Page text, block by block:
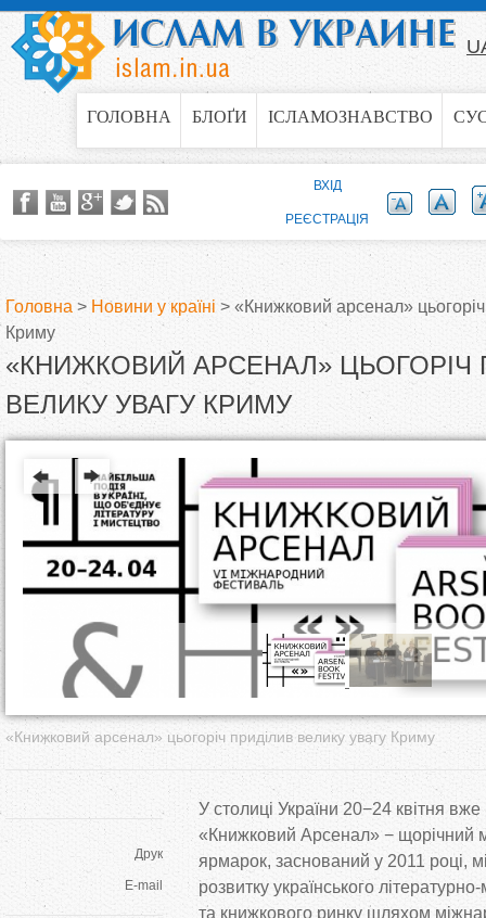
Jump to navigation
ГОЛОВНА БЛОҐИ ІСЛАМОЗНАВСТВО
В
и
є
Головна > Новини у країні > «Книжковий арсенал»
Криму
«КНИЖКОВИЙ АРСЕНАЛ» ЦЬОГОРІЧ
ВЕЛИКУ УВАГУ КРИМУ
«Книжковий арсенал» цьогоріч приділив велику увагу Криму
Друк
E-mail
У столиці України 20−24 квітня
«Книжковий Арсенал» − щорічний
ярмарок, заснований у 2011 році,
розвитку українського
та книжкового ринку шляхом
ВХІД
РЕЄСТРАЦІЯ